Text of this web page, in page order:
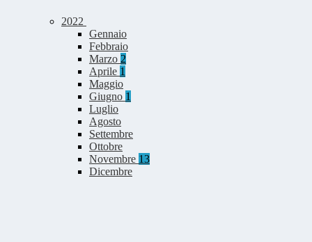
2022
Gennaio
Febbraio
Marzo 2
Aprile 1
Maggio
Giugno 1
Luglio
Agosto
Settembre
Ottobre
Novembre 13
Dicembre